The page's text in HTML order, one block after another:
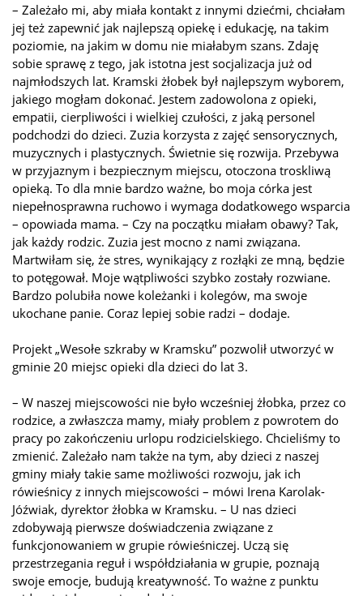
– Zależało mi, aby miała kontakt z innymi dziećmi, chciałam
jej też zapewnić jak najlepszą opiekę i edukację, na takim
poziomie, na jakim w domu nie miałabym szans. Zdaję
sobie sprawę z tego, jak istotna jest socjalizacja już od
najmłodszych lat. Kramski żłobek był najlepszym wyborem,
jakiego mogłam dokonać. Jestem zadowolona z opieki,
empatii, cierpliwości i wielkiej czułości, z jaką personel
podchodzi do dzieci. Zuzia korzysta z zajęć sensorycznych,
muzycznych i plastycznych. Świetnie się rozwija. Przebywa
w przyjaznym i bezpiecznym miejscu, otoczona troskliwą
opieką. To dla mnie bardzo ważne, bo moja córka jest
niepełnosprawna ruchowo i wymaga dodatkowego wsparcia
– opowiada mama. – Czy na początku miałam obawy? Tak,
jak każdy rodzic. Zuzia jest mocno z nami związana.
Martwiłam się, że stres, wynikający z rozłąki ze mną, będzie
to potęgował. Moje wątpliwości szybko zostały rozwiane.
Bardzo polubiła nowe koleżanki i kolegów, ma swoje
ukochane panie. Coraz lepiej sobie radzi – dodaje.
Projekt „Wesołe szkraby w Kramsku” pozwolił utworzyć w
gminie 20 miejsc opieki dla dzieci do lat 3.
– W naszej miejscowości nie było wcześniej żłobka, przez co
rodzice, a zwłaszcza mamy, miały problem z powrotem do
pracy po zakończeniu urlopu rodzicielskiego. Chcieliśmy to
zmienić. Zależało nam także na tym, aby dzieci z naszej
gminy miały takie same możliwości rozwoju, jak ich
rówieśnicy z innych miejscowości – mówi Irena Karolak-
Jóźwiak, dyrektor żłobka w Kramsku. – U nas dzieci
zdobywają pierwsze doświadczenia związane z
funkcjonowaniem w grupie rówieśniczej. Uczą się
przestrzegania reguł i współdziałania w grupie, poznają
swoje emocje, budują kreatywność. To ważne z punktu